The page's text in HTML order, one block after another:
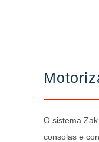
O sistema
consolas e